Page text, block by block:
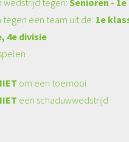
wedstrijd tegen:Senioren -
tegen een team uit de: 1e
4e divisie
om een toernooi
een schaduwwedstrijd